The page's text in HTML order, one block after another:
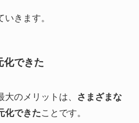
きます。
できた
のメリットは、
さまざまな
化できたことです。